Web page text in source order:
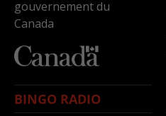
gouvernement du
Canada
BINGO RADIO